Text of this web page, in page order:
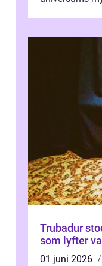
Trubadur stockholm
som lyfter
01 juni 2026